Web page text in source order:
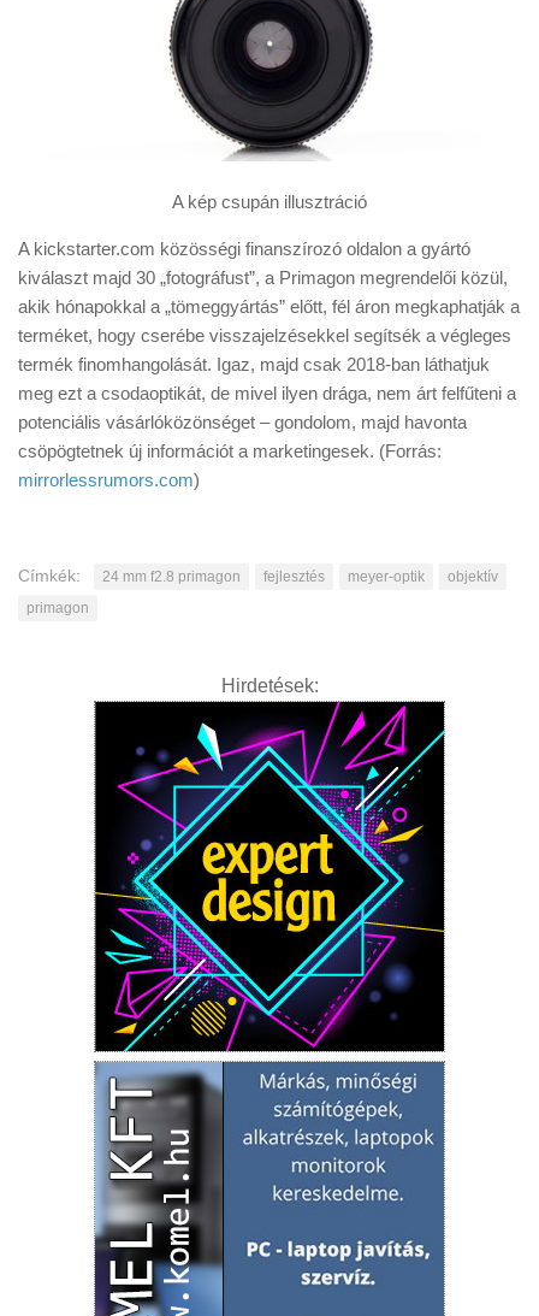
A kép csupán illusztráció
A kickstarter.com közösségi finanszírozó oldalon a gyártó
kiválaszt majd 30 „fotográfust”, a Primagon megrendelői közül,
akik hónapokkal a „tömeggyártás” előtt, fél áron megkaphatják a
terméket, hogy cserébe visszajelzésekkel segítsék a végleges
termék finomhangolását. Igaz, majd csak 2018-ban láthatjuk
meg ezt a csodaoptikát, de mivel ilyen drága, nem árt felfűteni a
potenciális vásárlóközönséget – gondolom, majd havonta
csöpögtetnek új információt a marketingesek. (Forrás:
mirrorlessrumors.com)
Címkék: 24 mm f2.8 primagon fejlesztés meyer-optik
objektív
primagon
Hirdetések: